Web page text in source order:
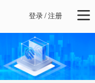
登录/注册